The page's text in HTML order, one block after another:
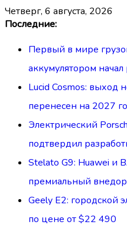
Перейти
содержимому
четверг, 6 августа, 2026
Последние:
Первый в мире
аккумулятором начал
Lucid Cosmos: выход
перенесен на 2027
Электрический
подтвердил
Stelato G9: Huawei и
премиальный
Geely E2: городской
по цене от $22 490